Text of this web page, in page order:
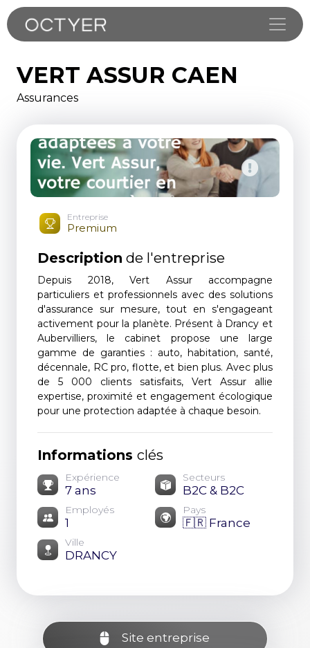
VERT ASSUR CAEN
Assurances
Entreprise
Premium
Description de l'entreprise
Depuis 2018, Vert Assur accompagne
particuliers et professionnels avec des solutions
d'assurance sur mesure, tout en s'engageant
activement pour la planète. Présent à Drancy et
Aubervilliers, le cabinet propose une large
gamme de garanties : auto, habitation, santé,
décennale, RC pro, flotte, et bien plus. Avec plus
de 5 000 clients satisfaits, Vert Assur allie
expertise, proximité et engagement écologique
pour une protection adaptée à chaque besoin.
Informations clés
Expérience
7 ans
Secteurs
B2C & B2C
Employés
1
Pays
🇫🇷 France
Ville
DRANCY
Site entreprise